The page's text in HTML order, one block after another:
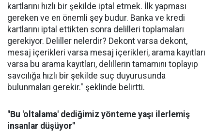
kartlarını hızlı bir şekilde iptal etmek. İlk yapması
gereken ve en önemli şey budur. Banka ve kredi
kartlarını iptal ettikten sonra delilleri toplamaları
gerekiyor. Deliller nelerdir? Dekont varsa dekont,
mesaj içerikleri varsa mesaj içerikleri, arama kayıtları
varsa bu arama kayıtları, delillerin tamamını toplayıp
savcılığa hızlı bir şekilde suç duyurusunda
bulunmaları gerekir." şeklinde belirtti.
"Bu 'oltalama' dediğimiz yönteme yaşı ilerlemiş
insanlar düşüyor"